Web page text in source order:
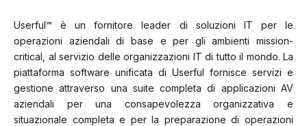
Userful™ è un fornitore leader di soluzioni IT per le
operazioni aziendali di base e per gli ambienti mission-
critical, al servizio delle organizzazioni IT di tutto il mondo. La
piattaforma software unificata di Userful fornisce servizi e
gestione attraverso una suite completa di applicazioni AV
aziendali per una consapevolezza organizzativa e
situazionale completa e per la preparazione di operazioni